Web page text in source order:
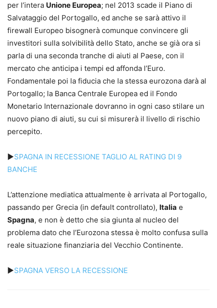
per l’intera Unione Europea; nel 2013 scade il Piano di
Salvataggio del Portogallo, ed anche se sarà attivo il
firewall Europeo bisognerà comunque convincere gli
investitori sulla solvibilità dello Stato, anche se già ora si
parla di una seconda tranche di aiuti al Paese, con il
mercato che anticipa i tempi ed affonda l’Euro.
Fondamentale poi la fiducia che la stessa eurozona darà al
Portogallo; la Banca Centrale Europea ed il Fondo
Monetario Internazionale dovranno in ogni caso stilare un
nuovo piano di aiuti, su cui si misurerà il livello di rischio
percepito.
►SPAGNA IN RECESSIONE TAGLIO AL RATING DI 9
BANCHE
L’attenzione mediatica attualmente è arrivata al Portogallo,
passando per Grecia (in default controllato), Italia e
Spagna, e non è detto che sia giunta al nucleo del
problema dato che l’Eurozona stessa è molto confusa sulla
reale situazione finanziaria del Vecchio Continente.
►SPAGNA VERSO LA RECESSIONE